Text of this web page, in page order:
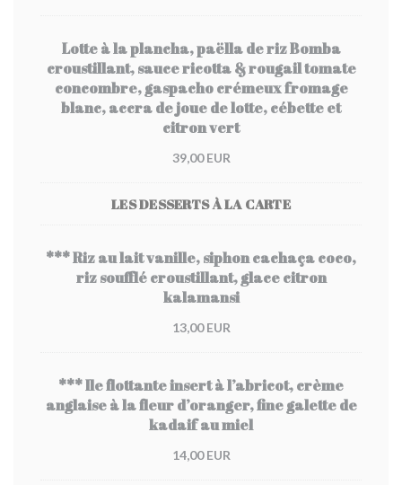
Lotte à la plancha, paëlla de riz Bomba
croustillant, sauce ricotta & rougail tomate
concombre, gaspacho crémeux fromage
blanc, accra de joue de lotte, cébette et
citron vert
39,00 EUR
LES DESSERTS À LA CARTE
*** Riz au lait vanille, siphon cachaça coco,
riz soufflé croustillant, glace citron
kalamansi
13,00 EUR
*** Ile flottante insert à l’abricot, crème
anglaise à la fleur d’oranger, fine galette de
kadaif au miel
14,00 EUR